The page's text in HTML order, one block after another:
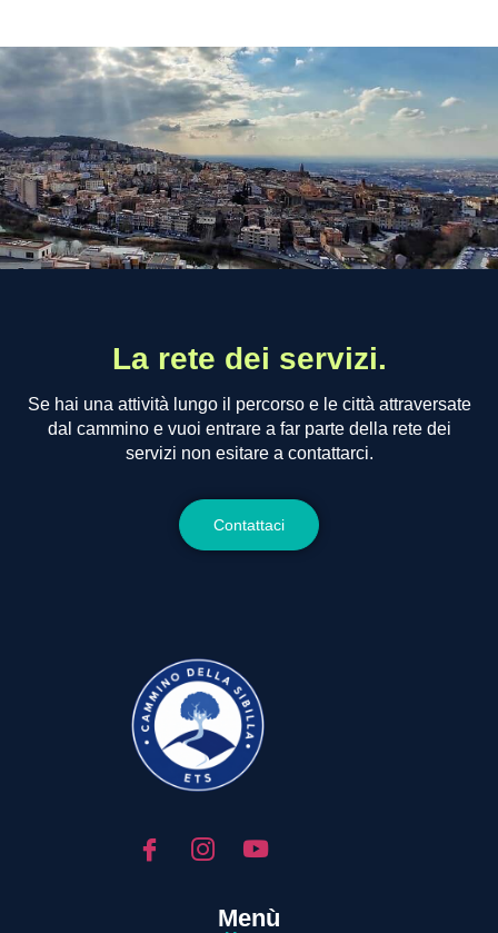
La rete dei servizi.
Se hai una attività lungo il percorso e le città attraversate
dal cammino e vuoi entrare a far parte della rete dei
servizi non esitare a contattarci.
Contattaci
Menù